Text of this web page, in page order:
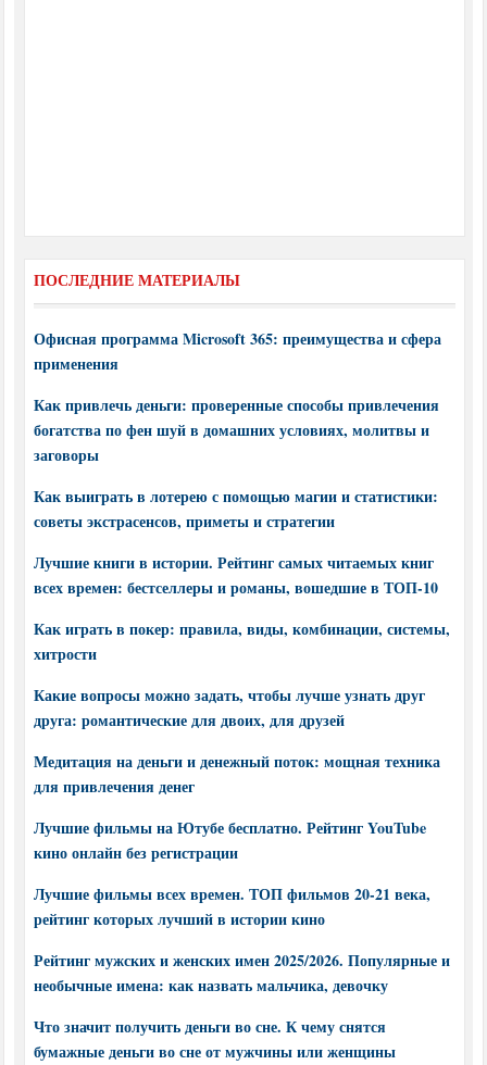
ПОСЛЕДНИЕ МАТЕРИАЛЫ
Офисная программа Microsoft 365: преимущества и сфера
применения
Как привлечь деньги: проверенные способы привлечения
богатства по фен шуй в домашних условиях, молитвы и
заговоры
Как выиграть в лотерею с помощью магии и статистики:
советы экстрасенсов, приметы и стратегии
Лучшие книги в истории. Рейтинг самых читаемых книг
всех времен: бестселлеры и романы, вошедшие в ТОП-10
Как играть в покер: правила, виды, комбинации, системы,
хитрости
Какие вопросы можно задать, чтобы лучше узнать друг
друга: романтические для двоих, для друзей
Медитация на деньги и денежный поток: мощная техника
для привлечения денег
Лучшие фильмы на Ютубе бесплатно. Рейтинг YouTube
кино онлайн без регистрации
Лучшие фильмы всех времен. ТОП фильмов 20-21 века,
рейтинг которых лучший в истории кино
Рейтинг мужских и женских имен 2025/2026. Популярные и
необычные имена: как назвать мальчика, девочку
Что значит получить деньги во сне. К чему снятся
бумажные деньги во сне от мужчины или женщины